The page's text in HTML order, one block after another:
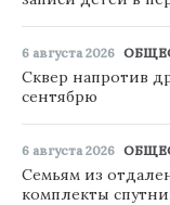
6 августа 2026
Сквер напротив
сентябрю
6 августа 2026
Семьям из
комплекты